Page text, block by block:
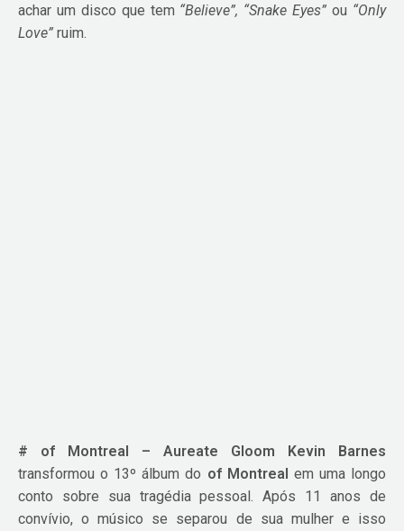
achar um disco que tem “Believe”, “Snake Eyes” ou “Only
Love” ruim.
# of Montreal – Aureate Gloom
Kevin Barnes
transformou o 13º álbum do of Montreal em uma longo
conto sobre sua tragédia pessoal. Após 11 anos de
convívio, o músico se separou de sua mulher e isso